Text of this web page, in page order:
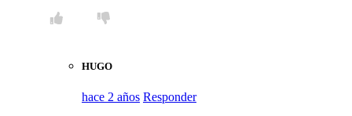
HUGO
hace 2 años Responder